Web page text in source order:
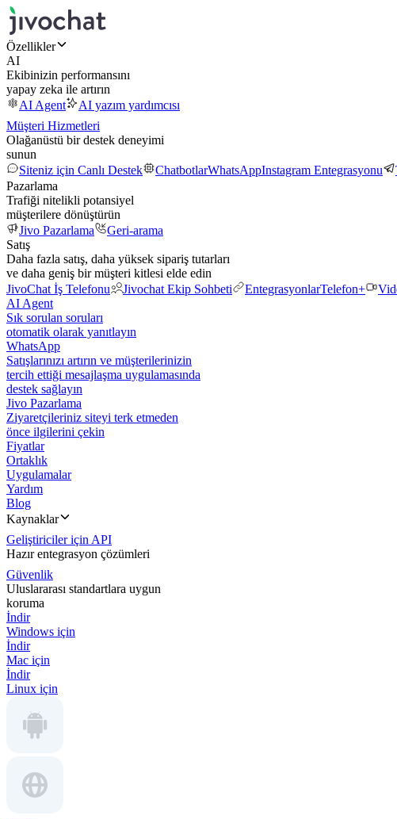
Özellikler
AI
Ekibinizin performansını
yapay zeka ile artırın
AI Agent
AI yazım yardımcısı
Müşteri Hizmetleri
Olağanüstü bir destek deneyimi
sunun
Siteniz için Canlı Destek
ChatbotlarWhatsAppInstagram Entegrasyonu
Pazarlama
Trafiği nitelikli potansiyel
müşterilere dönüştürün
Jivo Pazarlama
Geri-arama
Satış
Daha fazla satış, daha yüksek sipariş tutarları
ve daha geniş bir müşteri kitlesi elde edin
JivoChat İş Telefonu
Jivochat Ekip Sohbeti EntegrasyonlarTelefon+
AI Agent
Sık sorulan soruları
otomatik olarak yanıtlayın
WhatsApp
Satışlarınızı artırın ve müşterilerinizin
tercih ettiği mesajlaşma uygulamasında
destek sağlayın
Jivo Pazarlama
Ziyaretçileriniz siteyi terk etmeden
önce ilgilerini çekin
Fiyatlar
Ortaklık
Uygulamalar
Yardım
Blog
Kaynaklar
Geliştiriciler için API
Hazır entegrasyon çözümleri
Güvenlik
Uluslararası standartlara uygun
koruma
İndir
Windows için
İndir
Mac için
İndir
Linux için